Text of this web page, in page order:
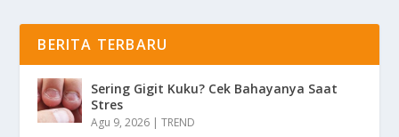
BERITA TERBARU
Sering Gigit Kuku? Cek Bahayanya Saat
Stres
Agu 9, 2026 |TREND